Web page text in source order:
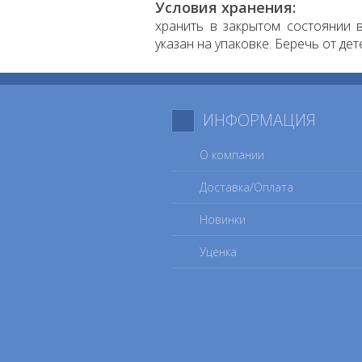
Условия хранения:
хранить в закрытом состоянии
указан на упаковке. Беречь от
ИНФОРМАЦИЯ
О компании
Доставка/Оплата
Новинки
Уценка